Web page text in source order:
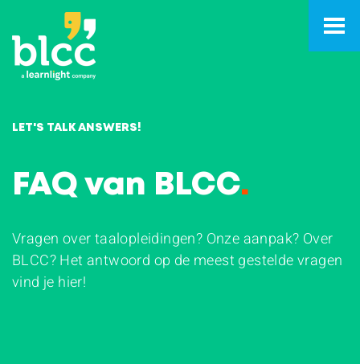
LET'S TALK ANSWERS!
FAQ van BLCC.
Vragen over taalopleidingen? Onze aanpak? Over
BLCC? Het antwoord op de meest gestelde vragen
vind je hier!